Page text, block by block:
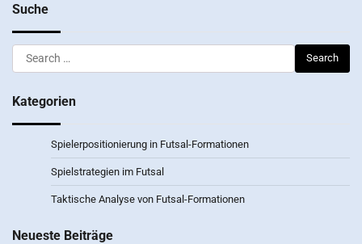
Suche
Search
for:
Kategorien
Spielerpositionierung in Futsal-Formationen
Spielstrategien im Futsal
Taktische Analyse von Futsal-Formationen
Neueste Beiträge